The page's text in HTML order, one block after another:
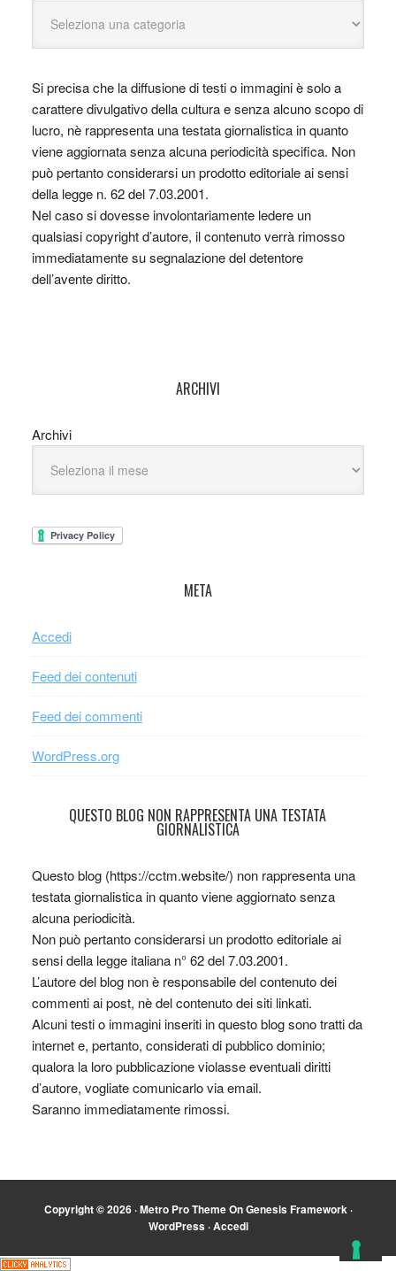
Si precisa che la diffusione di testi o immagini è solo a
carattere divulgativo della cultura e senza alcuno scopo di
lucro, nè rappresenta una testata giornalistica in quanto
viene aggiornata senza alcuna periodicità specifica. Non
può pertanto considerarsi un prodotto editoriale ai sensi
della legge n. 62 del 7.03.2001.
Nel caso si dovesse involontariamente ledere un
qualsiasi copyright d’autore, il contenuto verrà rimosso
immediatamente su segnalazione del detentore
dell’avente diritto.
ARCHIVI
Archivi
META
Accedi
Feed dei contenuti
Feed dei commenti
WordPress.org
QUESTO BLOG NON RAPPRESENTA UNA TESTATA
GIORNALISTICA
Questo blog (https://cctm.website/) non rappresenta una
testata giornalistica in quanto viene aggiornato senza
alcuna periodicità.
Non può pertanto considerarsi un prodotto editoriale ai
sensi della legge italiana n° 62 del 7.03.2001.
L’autore del blog non è responsabile del contenuto dei
commenti ai post, nè del contenuto dei siti linkati.
Alcuni testi o immagini inseriti in questo blog sono tratti da
internet e, pertanto, considerati di pubblico dominio;
qualora la loro pubblicazione violasse eventuali diritti
d’autore, vogliate comunicarlo via email.
Saranno immediatamente rimossi.
Copyright © 2026 ·Metro Pro ThemeOnGenesis Framework·
WordPress·Accedi